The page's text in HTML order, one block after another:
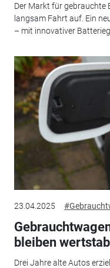
Der Markt für gebrauchte
langsam Fahrt auf. Ein
– mit innovativer
23.04.2025
bleiben
Drei Jahre alte Autos